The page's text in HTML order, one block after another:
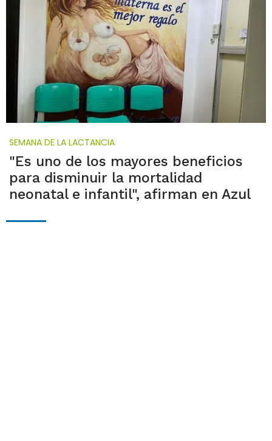
SEMANA DE LA LACTANCIA
"Es uno de los mayores beneficios
para disminuir la mortalidad
neonatal e infantil", afirman en Azul